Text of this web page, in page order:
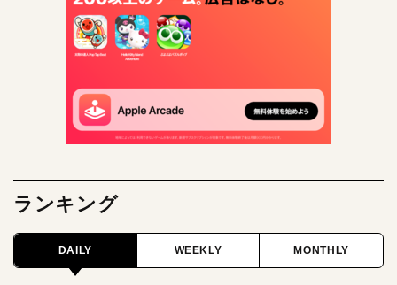
ランキング
DAILY WEEKLY MONTHLY